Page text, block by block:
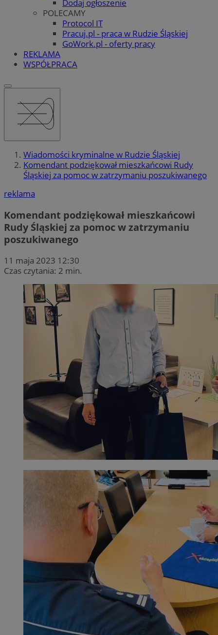
Dodaj ogłoszenie
POLECAMY
Protocol IT
Pracuj.pl - praca w Rudzie Śląskiej
GoWork.pl - oferty pracy
REKLAMA
WSPÓŁPRACA
Wiadomości kryminalne w Rudzie Śląskiej
Komendant podziękował mieszkańcowi Rudy
Śląskiej za pomoc w zatrzymaniu poszukiwanego
reklama
Komendant podziękował mieszkańcowi
Rudy Śląskiej za pomoc w zatrzymaniu
poszukiwanego
11 maja 2023 12:30
Czas czytania: 2 min.